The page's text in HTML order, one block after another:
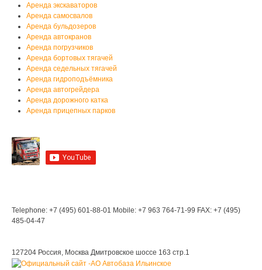
Аренда экскаваторов
Аренда самосвалов
Аренда бульдозеров
Аренда автокранов
Аренда погрузчиков
Аренда бортовых тягачей
Аренда седельных тягачей
Аренда гидроподъёмника
Аренда автогрейдера
Аренда дорожного катка
Аренда прицепных парков
Telephone: +7 (495) 601-88-01 Mobile: +7 963 764-71-99 FAX: +7 (495)
485-04-47
127204 Россия, Москва Дмитровское шоссе 163 стр.1